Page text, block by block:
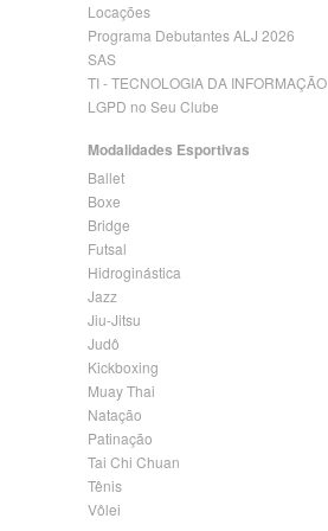
Locações
Programa Debutantes ALJ 2026
SAS
TI - TECNOLOGIA DA INFORMAÇÃO
LGPD no Seu Clube
Modalidades Esportivas
Ballet
Boxe
Bridge
Futsal
Hidroginástica
Jazz
Jiu-Jitsu
Judô
Kickboxing
Muay Thai
Natação
Patinação
Tai Chi Chuan
Tênis
Vôlei